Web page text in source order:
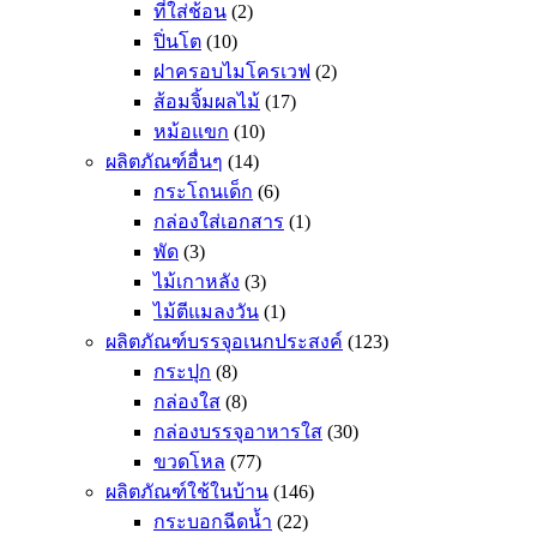
ที่ใส่ช้อน (2)
ปิ่นโต (10)
ฝาครอบไมโครเวฟ (2)
ส้อมจิ้มผลไม้ (17)
หม้อแขก (10)
ผลิตภัณฑ์อื่นๆ (14)
กระโถนเด็ก (6)
กล่องใส่เอกสาร (1)
พัด (3)
ไม้เกาหลัง (3)
ไม้ตีแมลงวัน (1)
ผลิตภัณฑ์บรรจุอเนกประสงค์ (123)
กระปุก (8)
กล่องใส (8)
กล่องบรรจุอาหารใส (30)
ขวดโหล (77)
ผลิตภัณฑ์ใช้ในบ้าน (146)
กระบอกฉีดน้ำ (22)